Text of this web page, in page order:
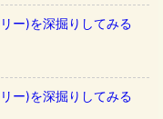
ー)を深掘りしてみる
ー)を深掘りしてみる